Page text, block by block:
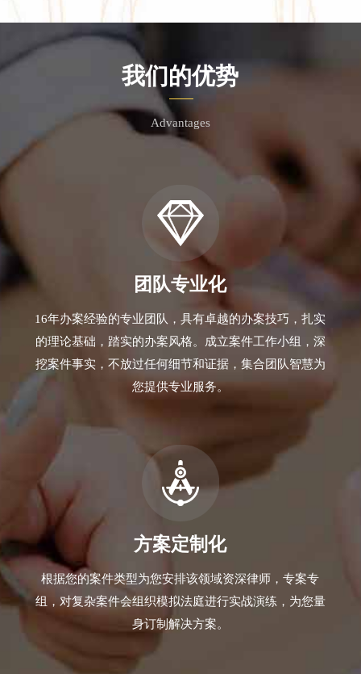
我们的优势
Advantages
团队专业化
16年办案经验的专业团队，具有卓越的办案技巧，扎实
的理论基础，踏实的办案风格。成立案件工作小组，深
挖案件事实，不放过任何细节和证据，集合团队智慧为
您提供专业服务。
方案定制化
根据您的案件类型为您安排该领域资深律师，专案专
组，对复杂案件会组织模拟法庭进行实战演练，为您量
身订制解决方案。